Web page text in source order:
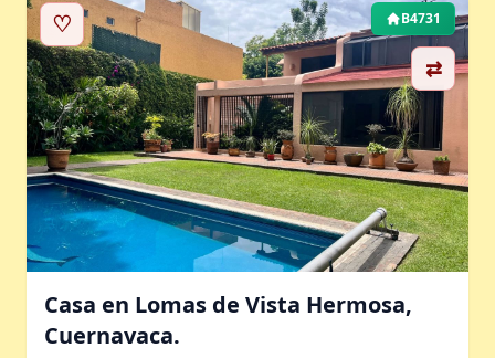
♡
⇄
B4731
Casa en Lomas de Vista Hermosa,
Cuernavaca.